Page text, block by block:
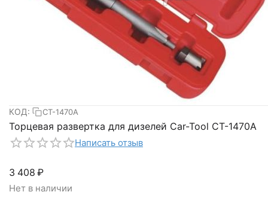
КОД: CT-1470A
Торцевая развертка для дизелей Car-Tool CT-1470A
Написать отзыв
3 408 ₽
Нет в наличии